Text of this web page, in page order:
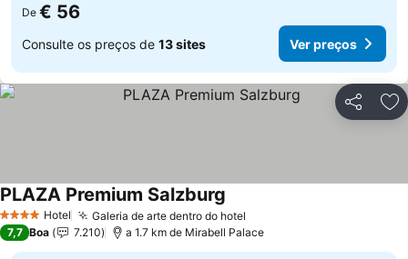
De € 56
Consulte os preços de 13 sites Ver preços
Partilhar
4 EstrelasHotel Galeria de arte dentro do hotel
PLAZA Premium Salzburg
7,7 Boa 7.210 a 1.7 km de Mirabell Palace